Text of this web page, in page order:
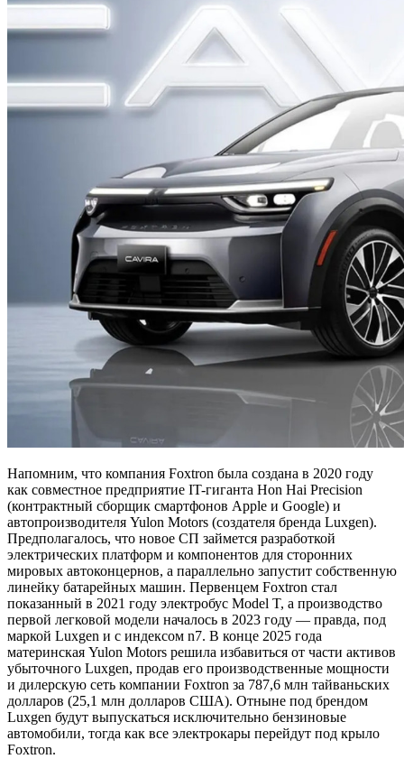
Напомним, что компания Foxtron была создана в 2020 году
как совместное предприятие IT-гиганта Hon Hai Precision
(контрактный сборщик смартфонов Apple и Google) и
автопроизводителя Yulon Motors (создателя бренда Luxgen).
Предполагалось, что новое СП займется разработкой
электрических платформ и компонентов для сторонних
мировых автоконцернов, а параллельно запустит собственную
линейку батарейных машин. Первенцем Foxtron стал
показанный в 2021 году электробус Model T, а производство
первой легковой модели началось в 2023 году — правда, под
маркой Luxgen и с индексом n7. В конце 2025 года
материнская Yulon Motors решила избавиться от части активов
убыточного Luxgen, продав его производственные мощности
и дилерскую сеть компании Foxtron за 787,6 млн тайваньских
долларов (25,1 млн долларов США). Отныне под брендом
Luxgen будут выпускаться исключительно бензиновые
автомобили, тогда как все электрокары перейдут под крыло
Foxtron.